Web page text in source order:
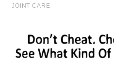
WN